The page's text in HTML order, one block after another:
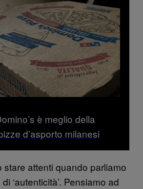
è meglio della
d’asporto milanesi
stare attenti quando parliamo
di ‘autenticità’. Pensiamo ad